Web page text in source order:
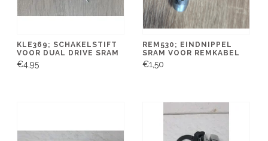
KLE369; SCHAKELSTIFT
VOOR DUAL DRIVE SRAM
€4,95
REM530; EINDNIPPEL
SRAM VOOR REMKABEL
€1,50